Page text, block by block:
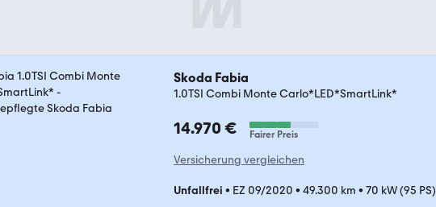
Skoda Fabia
1.0TSI Combi Monte Carlo*LED*SmartLink*
14.970 € Fairer Preis
Versicherung vergleichen
Unfallfrei • EZ 09/2020 • 49.300 km • 70 kW (95 PS)